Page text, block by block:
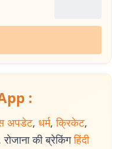
:
अपडेट, धर्म, क्रिकेट,
की ब्रेकिंग हिंदी